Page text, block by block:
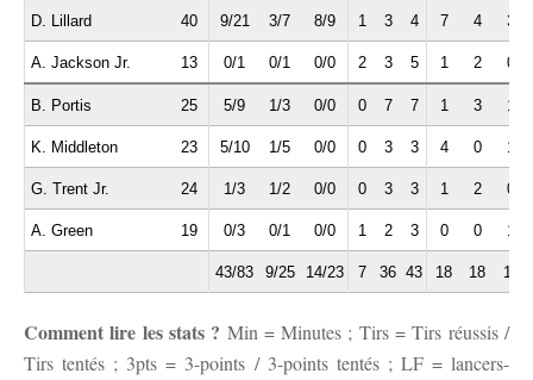
D. Lillard 40 9/21 3/7 8/9 1 3 4 7 4 3
A. Jackson Jr. 13 0/1 0/1 0/0 2 3 5 1 2 0
B. Portis 25 5/9 1/3 0/0 0 7 7 1 3 1
K. Middleton 23 5/10 1/5 0/0 0 3 3 4 0 1
G. Trent Jr. 24 1/3 1/2 0/0 0 3 3 1 2 0
A. Green 19 0/3 0/1 0/0 1 2 3 0 0 1
43/83 9/25 14/23 7 36 43 18 18 10
Comment lire les stats ? Min = Minutes ; Tirs = Tirs réussis /
Tirs tentés ; 3pts = 3-points / 3-points tentés ; LF = lancers-